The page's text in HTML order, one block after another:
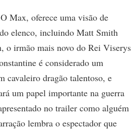
Max, oferece uma visão de
elenco, incluindo Matt Smith
o irmão mais novo do Rei Viserys
é considerado um
cavaleiro dragão talentoso, e
um papel importante na guerra
no trailer como alguém
lembra o espectador que